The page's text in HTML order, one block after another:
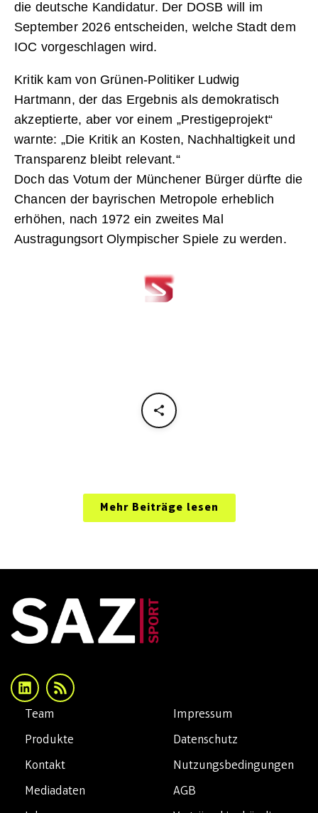
die deutsche Kandidatur. Der DOSB will im
September 2026 entscheiden, welche Stadt dem
IOC vorgeschlagen wird.
Kritik kam von Grünen-Politiker Ludwig
Hartmann, der das Ergebnis als demokratisch
akzeptierte, aber vor einem „Prestigeprojekt“
warnte: „Die Kritik an Kosten, Nachhaltigkeit und
Transparenz bleibt relevant.“
Doch das Votum der Münchener Bürger dürfte die
Chancen der bayrischen Metropole erheblich
erhöhen, nach 1972 ein zweites Mal
Austragungsort Olympischer Spiele zu werden.
Mehr Beiträge lesen
Impressum
Datenschutz
Nutzungsbedingungen
AGB
Team
Produkte
Kontakt
Mediadaten